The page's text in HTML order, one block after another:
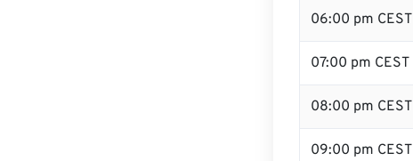
06:00 pm CEST
07:00 pm CEST
08:00 pm CEST
09:00 pm CEST